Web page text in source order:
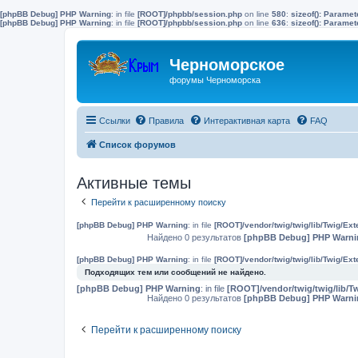
[phpBB Debug] PHP Warning: in file [ROOT]/phpbb/session.php on line 580: sizeof():
[phpBB Debug] PHP Warning: in file [ROOT]/phpbb/session.php on line 636: sizeof():
Черноморское
форумы Черноморска
Ссылки Правила Интерактивная карта FAQ
Список форумов
Активные темы
Перейти к расширенному поиску
[phpBB Debug] PHP Warning: in file [ROOT]/vendor/twig/twig/lib/Twig/
Найдено 0 результатов [phpBB Debug] PHP
[phpBB Debug] PHP Warning: in file [ROOT]/vendor/twig/twig/lib/Twig/
Подходящих тем или сообщений не найдено.
[phpBB Debug] PHP Warning: in file [ROOT]/vendor/twig/twig/lib/
Найдено 0 результатов [phpBB Debug] PHP
Перейти к расширенному поиску